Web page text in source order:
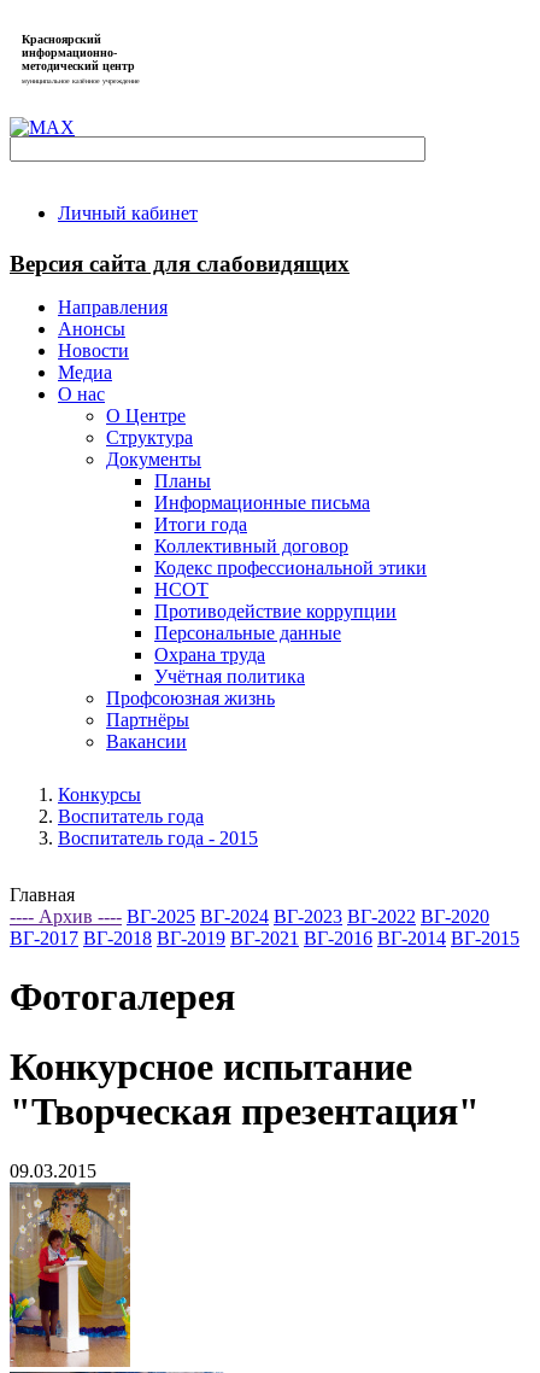
Красноярский
информационно-
методический центр
муниципальное казённое учреждение
Личный кабинет
Версия сайта для слабовидящих
Направления
Анонсы
Новости
Медиа
О нас
О Центре
Структура
Документы
Планы
Информационные письма
Итоги года
Коллективный договор
Кодекс профессиональной этики
НСОТ
Противодействие коррупции
Персональные данные
Охрана труда
Учётная политика
Профсоюзная жизнь
Партнёры
Вакансии
Конкурсы
Воспитатель года
Воспитатель года - 2015
Главная
---- Архив ---- ВГ-2025 ВГ-2024 ВГ-2023 ВГ-2022 ВГ-2020
ВГ-2017 ВГ-2018 ВГ-2019 ВГ-2021 ВГ-2016 ВГ-2014 ВГ-2015
Фотогалерея
Конкурсное испытание
"Творческая презентация"
09.03.2015